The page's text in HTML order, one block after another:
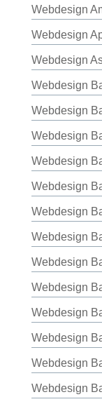
Webdesign
Webdesign
Webdesign
Webdesign
Webdesign
Webdesign
Webdesign
Webdesign
Webdesign
Webdesign
Webdesign
Webdesign
Webdesign
Webdesign
Webdesign
Webdesign